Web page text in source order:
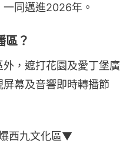
同邁進2026年。
區？
，遮打花園及愛丁堡廣
幕及音響即時轉播節
西九文化區▼